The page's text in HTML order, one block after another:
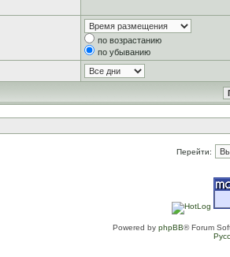
по возрастанию
по убыванию
Перейти:
Powered by phpBB® Forum